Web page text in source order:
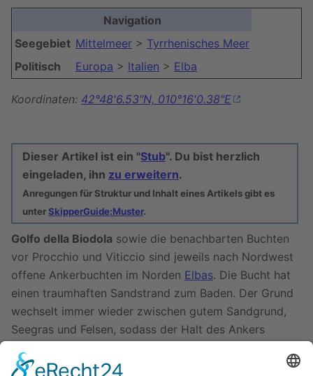
Navigation
Seegebiet Mittelmeer > Tyrrhenisches Meer
Politisch
Europa > Italien > Elba
Koordinaten: 42°48'6.53"N, 010°16'0.38"E
Dieser Artikel ist ein "Stub". Du bist herzlich
eingeladen, ihn zu erweitern.
Anregungen für Struktur und Inhalt eines Artikels gibt es
unterSkipperGuide:Muster.
Golfo della Biodola sowie die benachbarten Buchten
vor Procchio und Viticcio sind jeweils nach Nordwest
offene Ankerbuchten im Norden Elbas. Die Bucht hat
einen traumhaften Sandstrand zum Baden. Der Grund
wechselt immer wieder zwischen gutem Sandgrund,
Seegras und Felsen, sodass der Halt des Ankers